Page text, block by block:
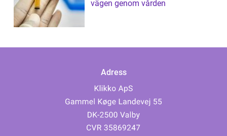
vägen genom vården
Adress